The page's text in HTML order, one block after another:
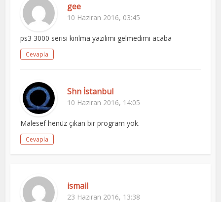
gee
10 Haziran 2016, 03:45
ps3 3000 serisi kırılma yazılımı gelmedımı acaba
Cevapla
Shn İstanbul
10 Haziran 2016, 14:05
Malesef henüz çıkan bir program yok.
Cevapla
ismail
23 Haziran 2016, 13:38